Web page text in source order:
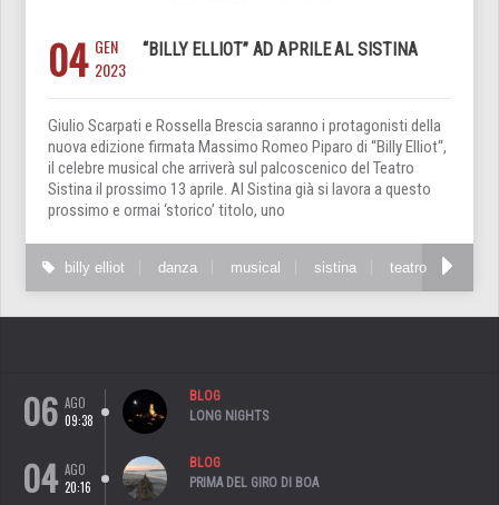
04 GEN
2023
“BILLY ELLIOT” AD APRILE AL SISTINA
Giulio Scarpati e Rossella Brescia saranno i protagonisti della
nuova edizione firmata Massimo Romeo Piparo di “Billy Elliot“,
il celebre musical che arriverà sul palcoscenico del Teatro
Sistina il prossimo 13 aprile. Al Sistina già si lavora a questo
prossimo e ormai ‘storico’ titolo, uno
billy elliot danza musical sistina teatro
06 AGO
09:38
BLOG
LONG NIGHTS
04 AGO
20:16
BLOG
PRIMA DEL GIRO DI BOA